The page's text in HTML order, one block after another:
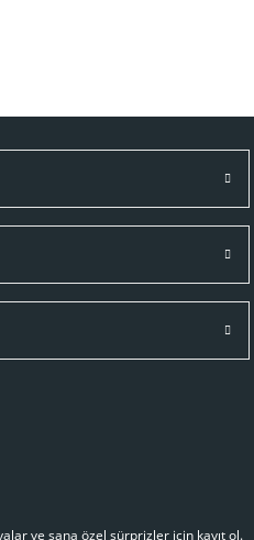
ve sana özel sürprizler için kayıt ol.